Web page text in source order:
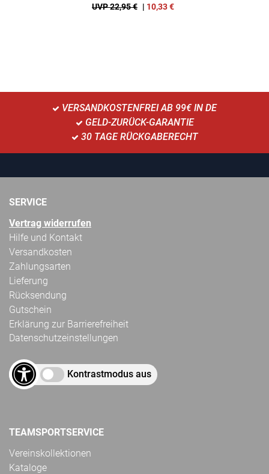
UVP 22,95 € | 10,33€
VERSANDKOSTENFREI AB 99€ IN DE
GELD-ZURÜCK-GARANTIE
30 TAGE RÜCKGABERECHT
SERVICE
Vertrag widerrufen
Hilfe und Kontakt
Versandkosten
Zahlungsarten
Lieferung
Rücksendung
Gutschein
Erklärung zur Barrierefreiheit
Datenschutzeinstellungen
Kontrastmodus aus
TEAMSPORTSERVICE
Vereinskollektionen
Kataloge